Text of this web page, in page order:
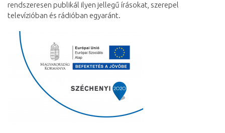
rendszeresen publikál ilyen jellegű írásokat, szerepel
televízióban és rádióban egyaránt.